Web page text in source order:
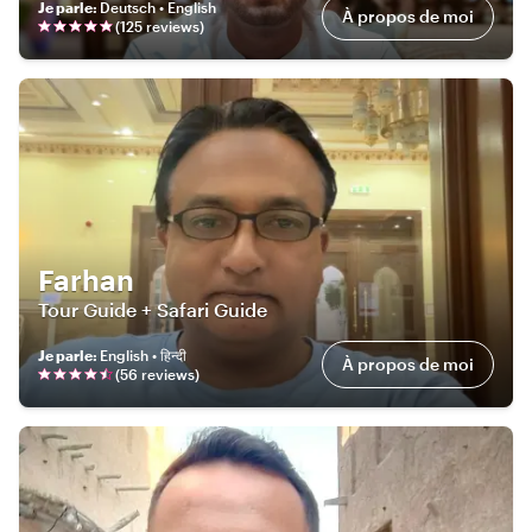
Je parle: Deutsch • English
(125reviews) À propos de moi
Farhan
Tour Guide + Safari Guide
Je parle: English • हिन्दी
(56 reviews) À propos de moi